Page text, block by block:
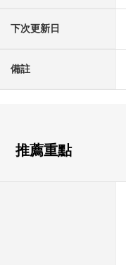
下次更新日
備註
推薦重點